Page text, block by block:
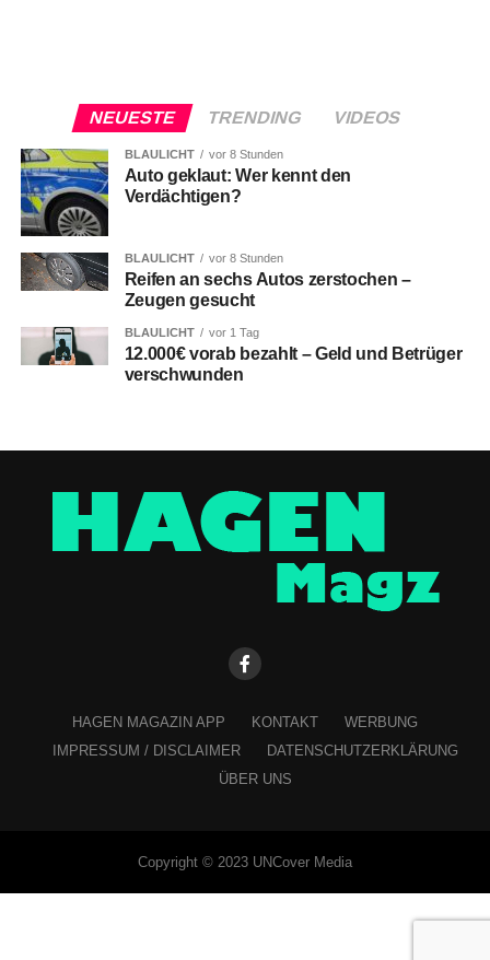
NEUESTE TRENDING VIDEOS
BLAULICHT vor 8 Stunden
Auto geklaut: Wer kennt den
Verdächtigen?
BLAULICHT vor 8 Stunden
Reifen an sechs Autos zerstochen –
Zeugen gesucht
BLAULICHT vor 1 Tag
12.000€ vorab bezahlt – Geld und Betrüger
verschwunden
HAGEN MAGAZIN APP KONTAKT
WERBUNG
IMPRESSUM / DISCLAIMER
DATENSCHUTZERKLÄRUNG
ÜBER UNS
Copyright © 2023 UNCover Media